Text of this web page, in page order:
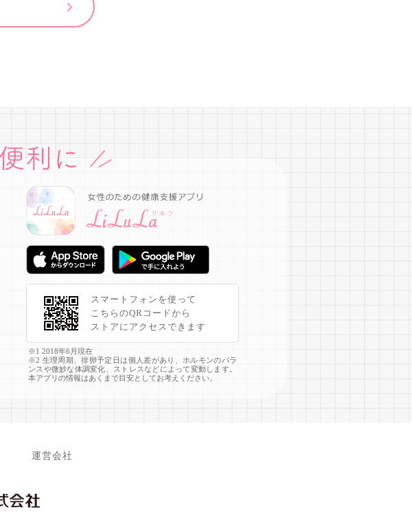
スマートフォンを使って
こちらのQRコードから
ストアにアクセスできます
※1 2018年6月現在
※2 生理周期、排卵予定日は個人差があり、ホルモンのバラ
ンスや微妙な体調変化、ストレスなどによって変動します。
本アプリの情報はあくまで目安としてお考えください。
運営会社